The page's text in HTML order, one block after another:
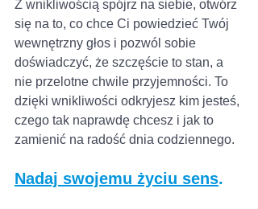
Z wnikliwością spójrz na siebie, otwórz
się na to, co chce Ci powiedzieć Twój
wewnętrzny głos i pozwól sobie
doświadczyć, że szczęście to stan, a
nie przelotne chwile przyjemności. To
dzięki wnikliwości odkryjesz kim jesteś,
czego tak naprawdę chcesz i jak to
zamienić na radość dnia codziennego.
Nadaj swojemu życiu sens.